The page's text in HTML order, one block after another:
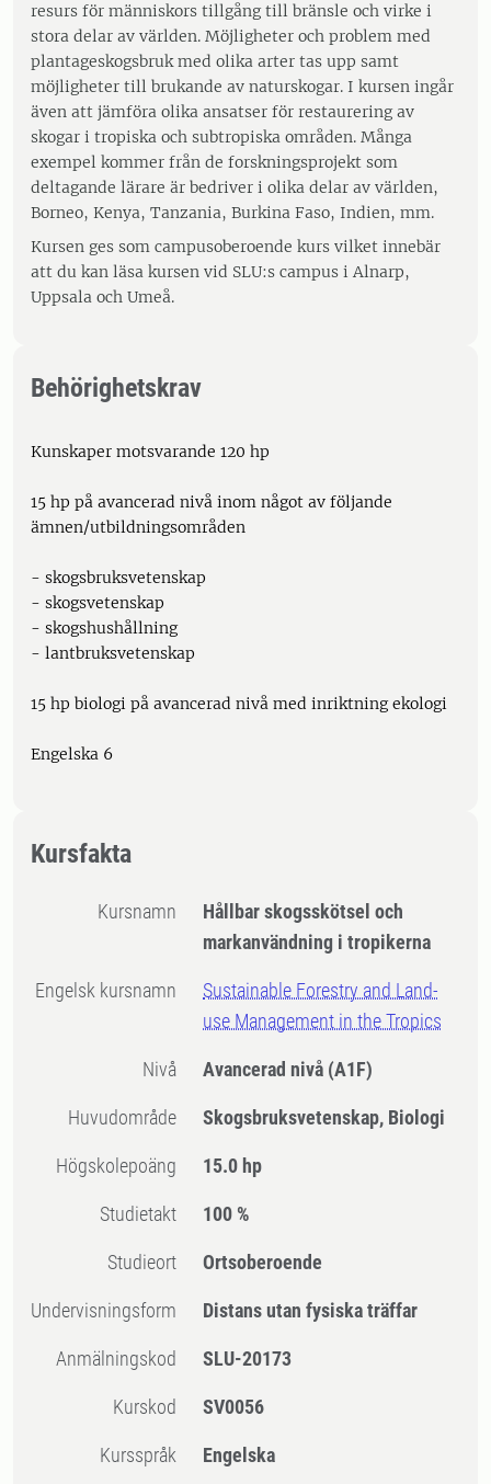
resurs för människors tillgång till bränsle och virke i
stora delar av världen. Möjligheter och problem med
plantageskogsbruk med olika arter tas upp samt
möjligheter till brukande av naturskogar. I kursen ingår
även att jämföra olika ansatser för restaurering av
skogar i tropiska och subtropiska områden. Många
exempel kommer från de forskningsprojekt som
deltagande lärare är bedriver i olika delar av världen,
Borneo, Kenya, Tanzania, Burkina Faso, Indien, mm.
Kursen ges som campusoberoende kurs vilket innebär
att du kan läsa kursen vid SLU:s campus i Alnarp,
Uppsala och Umeå.
Behörighetskrav
Kunskaper motsvarande 120 hp
15 hp på avancerad nivå inom något av följande
ämnen/utbildningsområden
- skogsbruksvetenskap
- skogsvetenskap
- skogshushållning
- lantbruksvetenskap
15 hp biologi på avancerad nivå med inriktning ekologi
Engelska 6
Kursfakta
Kursnamn
Hållbar skogsskötsel och
markanvändning i tropikerna
Engelsk kursnamn
Sustainable Forestry and Land-
use Management in the Tropics
Nivå Avancerad nivå (A1F)
Huvudområde Skogsbruksvetenskap, Biologi
högskolepoäng 15.0 hp
Studietakt 100 %
Studieort Ortsoberoende
Undervisningsform Distans utan fysiska träffar
Anmälningskod SLU-20173
Kurskod SV0056
Kursspråk Engelska